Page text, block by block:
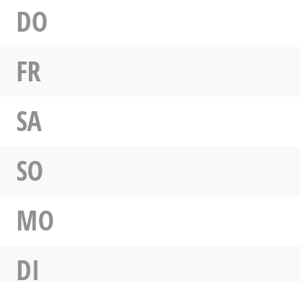
DO
FR
SA
SO
MO
DI